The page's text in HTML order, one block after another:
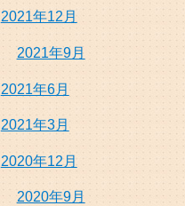
2021年12月
2021年9月
2021年6月
2021年3月
2020年12月
2020年9月